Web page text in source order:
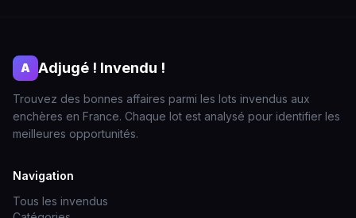
A Adjugé ! Invendu !
Trouvez des bonnes affaires parmi les lots invendus aux
enchères en France. Chaque lot est analysé pour identifier les
meilleures opportunités.
Navigation
Tous les invendus